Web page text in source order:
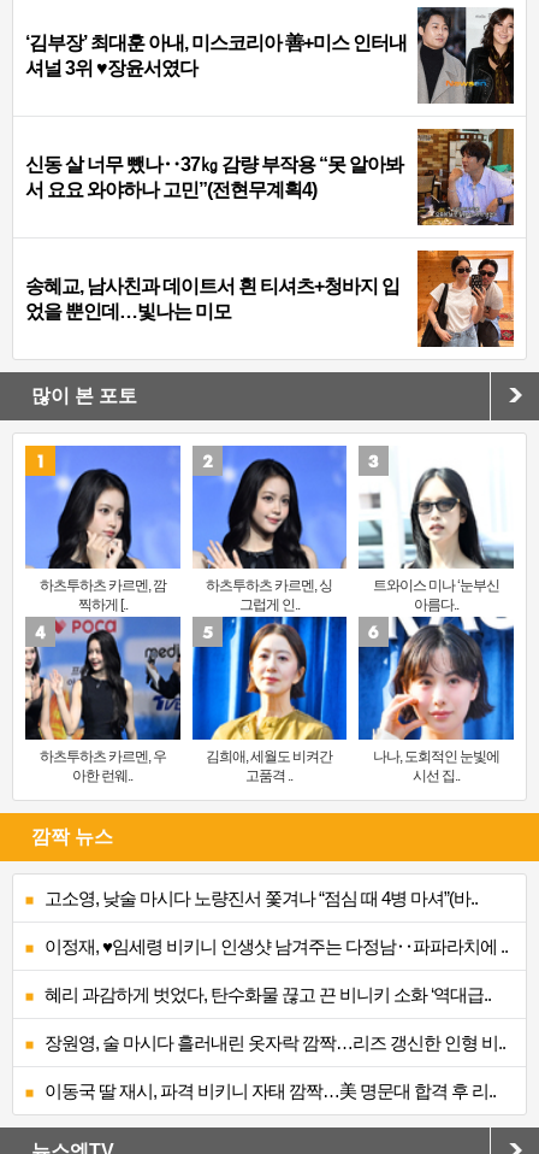
‘김부장’ 최대훈 아내, 미스코리아 善+미스 인터내
셔널 3위 ♥장윤서였다
신동 살 너무 뺐나‥37㎏ 감량 부작용 “못 알아봐
서 요요 와야하나 고민”(전현무계획4)
송혜교, 남사친과 데이트서 흰 티셔츠+청바지 입
었을 뿐인데…빛나는 미모
많이 본 포토
하츠투하츠 카르멘, 깜
찍하게 [..
하츠투하츠 카르멘, 싱
그럽게 인..
트와이스 미나 ‘눈부신
아름다..
하츠투하츠 카르멘, 우
아한 런웨..
김희애, 세월도 비켜간
고품격 ..
나나, 도회적인 눈빛에
시선 집..
깜짝 뉴스
고소영, 낮술 마시다 노량진서 쫓겨나 “점심 때 4병 마셔”(바..
이정재, ♥임세령 비키니 인생샷 남겨주는 다정남‥파파라치에 ..
혜리 과감하게 벗었다, 탄수화물 끊고 끈 비니키 소화 ‘역대급..
장원영, 술 마시다 흘러내린 옷자락 깜짝…리즈 갱신한 인형 비..
이동국 딸 재시, 파격 비키니 자태 깜짝…美 명문대 합격 후 리..